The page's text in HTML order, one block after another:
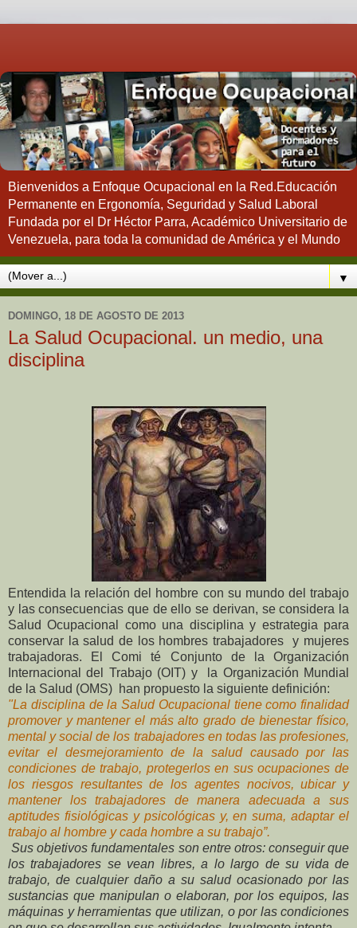
Bienvenidos a Enfoque Ocupacional en la Red.Educación
Permanente en Ergonomía, Seguridad y Salud Laboral
Fundada por el Dr Héctor Parra, Académico Universitario de
Venezuela, para toda la comunidad de América y el Mundo
▼
DOMINGO, 18 DE AGOSTO DE 2013
La Salud Ocupacional. un medio, una
disciplina
Entendida la relación del hombre con su mundo del trabajo
y las consecuencias que de ello se derivan, se considera la
Salud Ocupacional como una disciplina y estrategia para
conservar la salud de los hombres trabajadores y mujeres
trabajadoras. El Comi té Conjunto de la Organización
Internacional del Trabajo (OIT) y la Organización Mundial
de la Salud (OMS) han propuesto la siguiente definición:
"La disciplina de la Salud Ocupacional tiene como finalidad
promover y mantener el más alto grado de bienestar físico,
mental y social de los trabajadores en todas las profesiones,
evitar el desmejoramiento de la salud causado por las
condiciones de trabajo, protegerlos en sus ocupaciones de
los riesgos resultantes de los agentes nocivos, ubicar y
mantener los trabajadores de manera adecuada a sus
aptitudes fisiológicas y psicológicas y, en suma, adaptar el
trabajo al hombre y cada hombre a su trabajo”.
Sus objetivos fundamentales son entre otros: conseguir que
los trabajadores se vean libres, a lo largo de su vida de
trabajo, de cualquier daño a su salud ocasionado por las
sustancias que manipulan o elaboran, por los equipos, las
máquinas y herramientas que utilizan, o por las condiciones